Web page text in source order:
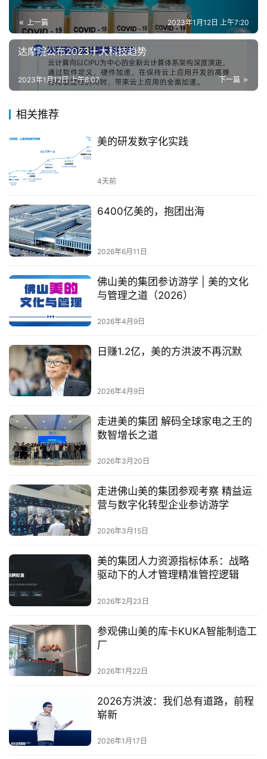
上一篇 2023年1月12日 上午7:20
达摩院公布2023十大科技趋势
下一篇
2023年1月12日 上午8:07
相关推荐
美的研发数字化实践
4天前
6400亿美的，抱团出海
2026年6月11日
佛山美的集团参访游学 | 美的文化
与管理之道（2026）
2026年4月9日
日赚1.2亿，美的方洪波不再沉默
2026年4月9日
走进美的集团 解码全球家电之王的
数智增长之道
2026年3月20日
走进佛山美的集团参观考察 精益运
营与数字化转型企业参访游学
2026年3月15日
美的集团人力资源指标体系：战略
驱动下的人才管理精准管控逻辑
2026年2月23日
参观佛山美的库卡KUKA智能制造工
厂
2026年1月22日
2026方洪波：我们总有道路，前程
崭新
2026年1月17日